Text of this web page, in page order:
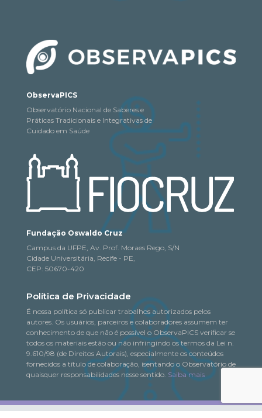
ObservaPICS
Observatório Nacional de Saberes e
Práticas Tradicionais e Integrativas de
Cuidado em Saúde
Fundação Oswaldo Cruz
Campus da UFPE, Av. Prof. Moraes Rego, S/N
Cidade Universitária, Recife - PE,
CEP: 50670-420
Política de Privacidade
É nossa política só publicar trabalhos autorizados pelos
autores. Os usuários, parceiros e colaboradores assumem ter
conhecimento de que não é possível o ObservaPICS verificar se
todos os materiais estão ou não infringindo os termos da Lei n.
9.610/98 (de Direitos Autorais), especialmente os conteúdos
fornecidos a título de colaboração, isentando o Observatório de
quaisquer responsabilidades nesse sentido. Saiba mais